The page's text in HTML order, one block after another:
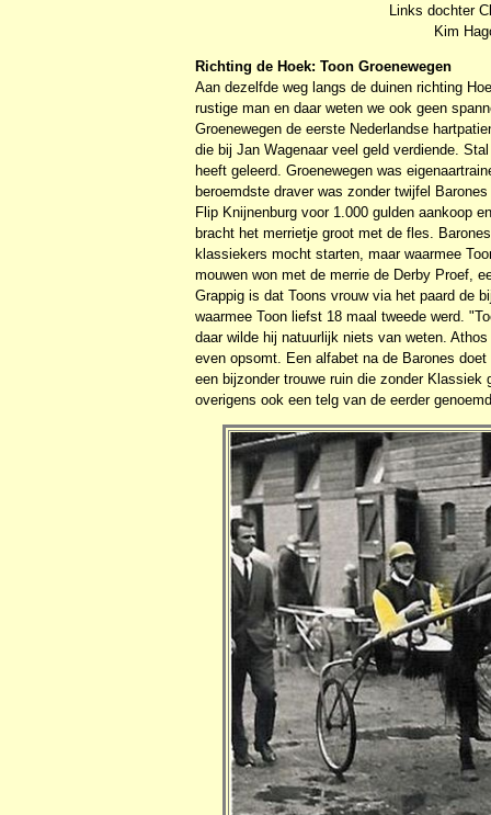
Links dochter
Kim
Richting de Hoek: Toon Groenewegen
Aan dezelfde weg langs de duinen richting
rustige man en daar weten we ook geen
Groenewegen de eerste Nederlandse
die bij Jan Wagenaar veel geld verdiende.
heeft geleerd. Groenewegen was
beroemdste draver was zonder twijfel
Flip Knijnenburg voor 1.000 gulden aankoop
bracht het merrietje groot met de fles.
klassiekers mocht starten, maar waarmee
mouwen won met de merrie de Derby Proef,
Grappig is dat Toons vrouw via het paard de
waarmee Toon liefst 18 maal tweede werd.
daar wilde hij natuurlijk niets van weten.
even opsomt. Een alfabet na de Barones
een bijzonder trouwe ruin die zonder
overigens ook een telg van de eerder